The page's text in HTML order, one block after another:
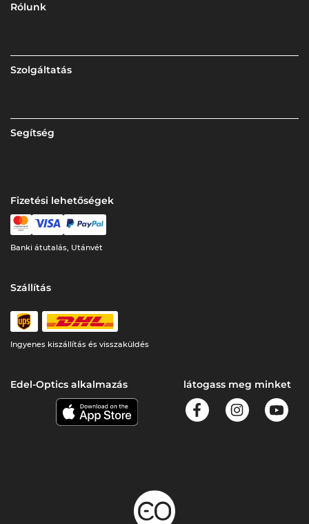
Rólunk
Szolgáltatás
Segítség
Fizetési lehetőségek
Banki átutalás, Utánvét
Szállítás
Ingyenes kiszállítás és visszaküldés
Edel-Optics alkalmazás látogass meg minket